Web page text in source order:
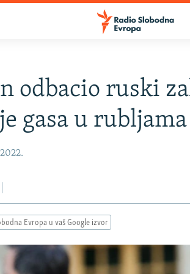
odbacio ruski
gasa u rubljama
Evropa u vaš Google izvor